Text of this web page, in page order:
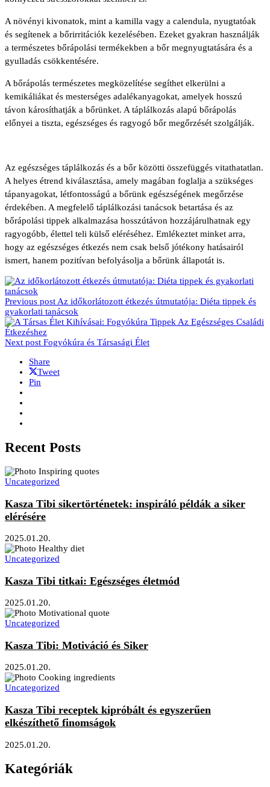
A növényi kivonatok, mint a kamilla vagy a calendula, nyugtatóak
és segítenek a bőrirritációk kezelésében. Ezeket gyakran használják
a természetes bőrápolási termékekben a bőr megnyugtatására és a
gyulladás csökkentésére.
A bőrápolás természetes megközelítése segíthet elkerülni a
kemikáliákat és mesterséges adalékanyagokat, amelyek hosszú
távon károsíthatják a bőrünket. A táplálkozás alapú bőrápolás
előnyei a tiszta, egészséges és ragyogó bőr megőrzését szolgálják.
Az egészséges táplálkozás és a bőr közötti összefüggés vitathatatlan.
A helyes étrend kiválasztása, amely magában foglalja a szükséges
tápanyagokat, létfontosságú a bőrünk egészségének megőrzése
érdekében. A megfelelő táplálkozási tanácsok betartása és az
bőrápolási tippek alkalmazása hosszútávon hozzájárulhatnak egy
ragyogóbb, élettel teli külső eléréséhez. Emlékeztet minket arra,
hogy az egészséges étkezés nem csak belső jótékony hatásairól
ismert, hanem pozitívan befolyásolja a bőrünk állapotát is.
Previous post Az időkorlátozott étkezés útmutatója: Diéta tippek és
gyakorlati tanácsok
Next post Fogyókúra és Társasági Élet
Share
Tweet
Pin
Recent Posts
Uncategorized
Kasza Tibi sikertörténetek: inspiráló példák a siker
elérésére
2025.01.20.
Uncategorized
Kasza Tibi titkai: Egészséges életmód
2025.01.20.
Uncategorized
Kasza Tibi: Motiváció és Siker
2025.01.20.
Uncategorized
Kasza Tibi receptek kipróbált és egyszerűen
elkészíthető finomságok
2025.01.20.
Kategóriák